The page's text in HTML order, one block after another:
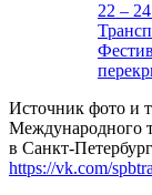
22 –
Источник фото и
Международного
в Санкт-
https://vk.com/